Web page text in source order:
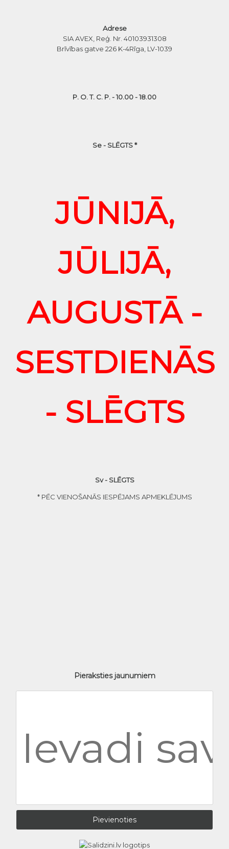
Adrese
SIA AVEX, Reģ. Nr. 40103931308
Brīvības gatve 226 K-4Rīga, LV-1039
P. O. T. C. P. - 10.00 - 18.00
Se - SLĒGTS *
JŪNIJĀ,
JŪLIJĀ,
AUGUSTĀ -
SESTDIENĀS
- SLĒGTS
Sv - SLĒGTS
* PĒC VIENOŠANĀS IESPĒJAMS APMEKLĒJUMS
Pieraksties jaunumiem